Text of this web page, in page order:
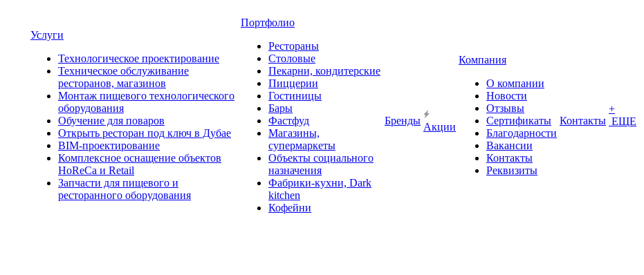
Услуги
Технологическое проектирование
Техническое обслуживание
ресторанов, магазинов
Монтаж пищевого технологического
оборудования
Обучение для поваров
Открыть ресторан под ключ в Дубае
BIM-проектирование
Комплексное оснащение объектов
HoReCa и Retail
Запчасти для пищевого и
ресторанного оборудования
Портфолио
Рестораны
Столовые
Пекарни, кондитерские
Пиццерии
Гостиницы
Бары
Фастфуд
Магазины,
супермаркеты
Объекты социального
назначения
Фабрики-кухни, Dark
kitchen
Кофейни
Бренды
Акции
Компания
О компании
Новости
Отзывы
Сертификаты
Благодарности
Вакансии
Контакты
Реквизиты
Контакты
+
ЕЩЕ